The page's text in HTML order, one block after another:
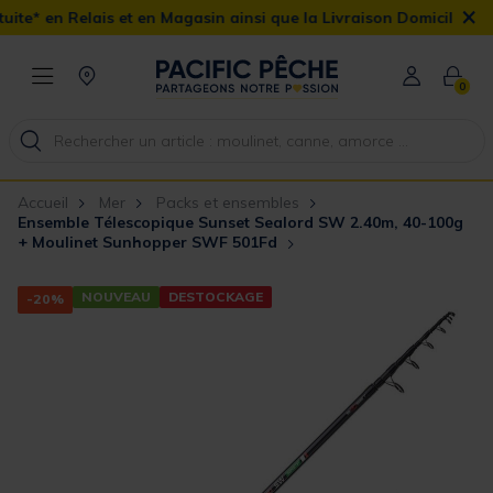
en Magasin ainsi que la Livraison Domicile offerte dès 90€ ×
0
Accueil Mer
Packs et ensembles
Ensemble Télescopique Sunset Sealord SW 2.40m, 40-100g
+ Moulinet Sunhopper SWF 501Fd
-20% NOUVEAU DESTOCKAGE